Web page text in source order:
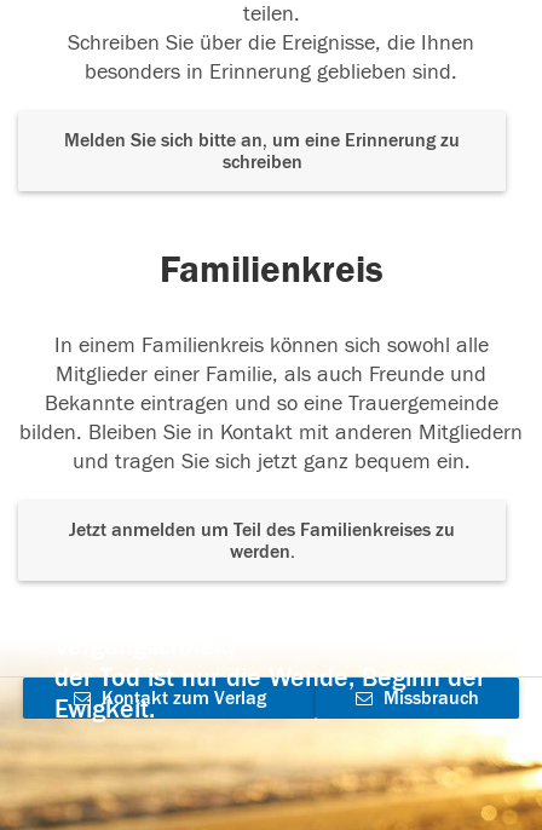
teilen.
Schreiben Sie über die Ereignisse, die Ihnen
besonders in Erinnerung geblieben sind.
Melden Sie sich bitte an, um eine Erinnerung zu
schreiben
Familienkreis
In einem Familienkreis können sich sowohl alle
Mitglieder einer Familie, als auch Freunde und
Bekannte eintragen und so eine Trauergemeinde
bilden. Bleiben Sie in Kontakt mit anderen Mitgliedern
und tragen Sie sich jetzt ganz bequem ein.
Jetzt anmelden um Teil des Familienkreises zu
werden.
der Tod ist nur die Wende, Beginn der
Ewigkeit.
Kontakt zum Verlag
aufnehmen
Missbrauch